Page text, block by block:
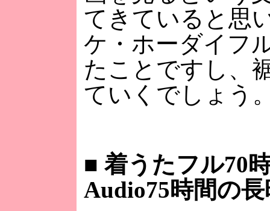
てきていると思
ケ・ホーダイフ
たことですし、
ていくでしょう
■ 着うたフル70
Audio75時間の